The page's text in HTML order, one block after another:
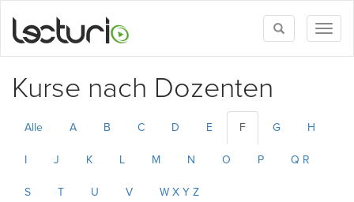
Toggle
search
Kurse nach Dozenten
Alle A B C D E F G H
I J K L M N O P Q R
S T U V W X Y Z